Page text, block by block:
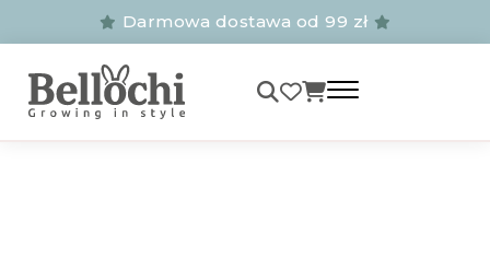
Darmowa dostawa od 99 zł